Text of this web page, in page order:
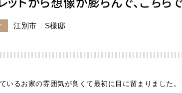
江別市 S様邸
いるお家の雰囲気が良くて最初に目に留まりました。